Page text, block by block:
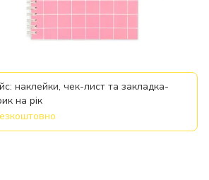
наклейки, чек-лист та закладка-
на рік